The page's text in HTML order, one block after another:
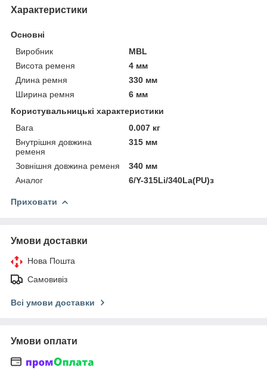
Характеристики
Основні
Виробник
MBL
Висота ременя
4 мм
Длина ремня
330 мм
Ширина ремня
6 мм
Користувальницькі характеристики
Вага
0.007 кг
Внутрішня довжина
ременя
315 мм
Зовнішня довжина ременя
340 мм
Аналог
6/Y-315Li/340La(PU)з
Приховати
Умови доставки
Нова Пошта
Самовивіз
Всі умови доставки
Умови оплати